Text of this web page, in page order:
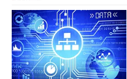
au one
net（KDDI）
http://
spam/submission-
類は、Outlook
BIGLOBE
http://
oe/outlook2010/